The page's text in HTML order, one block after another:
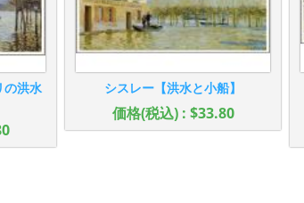
の洪水
シスレー【洪水と小船】
価格(税込) : $33.80